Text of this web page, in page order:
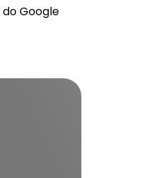
Google